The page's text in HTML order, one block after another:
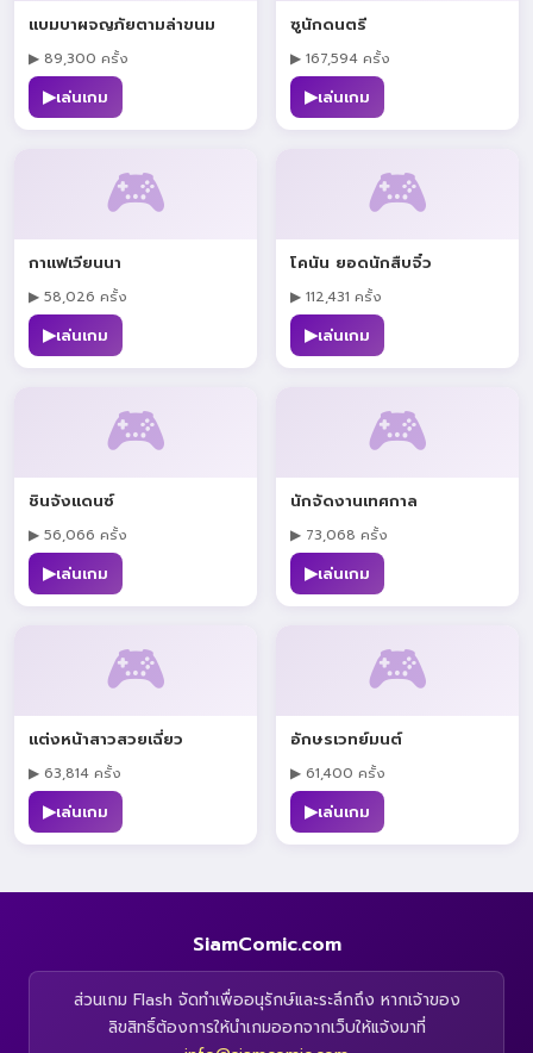
แบมบาผจญภัยตามล่าขนม
▶ 89,300 ครั้ง
▶เล่นเกม
ซูนักดนตรี
▶ 167,594 ครั้ง
▶เล่นเกม
🎮
กาแฟเวียนนา
▶ 58,026 ครั้ง
▶เล่นเกม
🎮
โคนัน ยอดนักสืบจิ๋ว
▶ 112,431 ครั้ง
▶เล่นเกม
🎮
ชินจังแดนซ์
▶ 56,066 ครั้ง
▶เล่นเกม
🎮
นักจัดงานเทศกาล
▶ 73,068 ครั้ง
▶เล่นเกม
🎮
แต่งหน้าสาวสวยเฉี่ยว
▶ 63,814 ครั้ง
▶เล่นเกม
🎮
อักษรเวทย์มนต์
▶ 61,400 ครั้ง
▶เล่นเกม
SiamComic.com
ส่วนเกม Flash จัดทำเพื่ออนุรักษ์และระลึกถึง หากเจ้าของ
ลิขสิทธิ์ต้องการให้นำเกมออกจากเว็บให้แจ้งมาที่